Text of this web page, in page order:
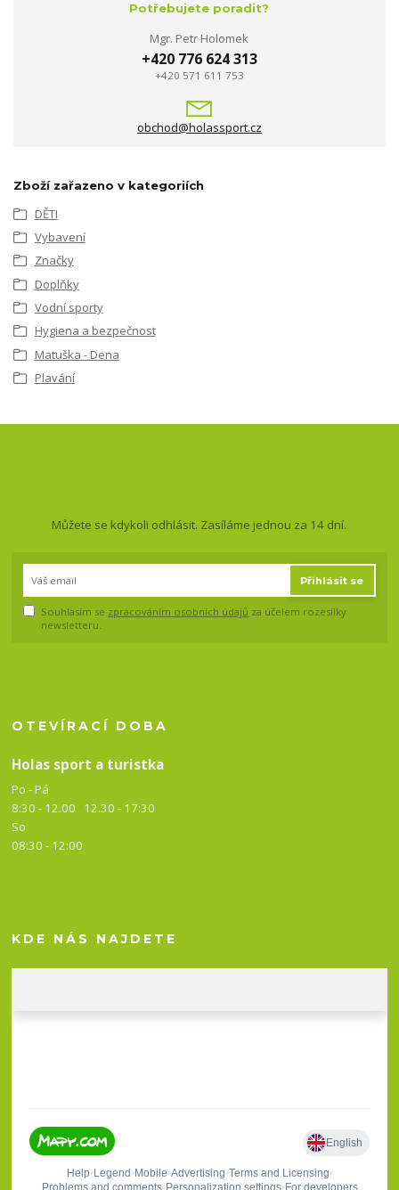
Potřebujete poradit?
Mgr. Petr Holomek
+420 776 624 313
+420 571 611 753
obchod@holassport.cz
Zboží zařazeno v kategoriích
DĚTI
Vybavení
Značky
Doplňky
Vodní sporty
Hygiena a bezpečnost
Matuška - Dena
Plavání
Můžete se kdykoli odhlásit. Zasíláme jednou za 14 dní.
Přihlásit se
Souhlasím se zpracováním osobních údajů za účelem rozesílky
newsletteru.
OTEVÍRACÍ DOBA
Holas sport a turistka
Po - Pá
8:30 - 12.00 12.30 - 17:30
So
08:30 - 12:00
KDE NÁS NAJDETE